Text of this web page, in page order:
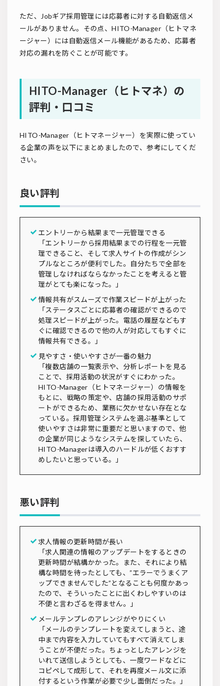
ただ、Jobギア採用管理には応募者に対する自動返信メ
ールがありません。その点、HITO-Manager（ヒトマネ
ージャー）には自動返信メール機能があるため、応募者
対応の漏れを防ぐことが可能です。
HITO-Manager（ヒトマネ）の
評判・口コミ
HITO-Manager（ヒトマネージャー）を実際に使ってい
る企業の声を以下にまとめましたので、参考にしてくだ
さい。
良い評判
エントリーから結果まで一元管理できる
「エントリーから採用結果までの行程を一元管
理できること、そして求人サイトの作成がシン
プルなところが便利でした。自分たちで全部を
管理しなければならなかったことを考えると管
理がとても楽になった。」
情報共有がスムーズで作業スピードが上がった
「ステータスごとに応募者の確認ができるので
処理スピードが上がった。電話の履歴などもす
ぐに確認できるので他の人が対応してもすぐに
情報共有できる。」
見やすさ・使いやすさが一番の魅力
「複数店舗の一覧表示や、分析レポートを見る
ことで、採用活動の状況がすぐにわかった。
HITO-Manager（ヒトマネージャー）の情報を
もとに、戦略の策定や、店舗の採用活動のサポ
ートができるため、業務に欠かせない存在とな
っている。採用管理システムを選ぶ基準として
使いやすさは非常に重要だと思いますので、他
の企業が同じようなシステムを探していたら、
HITO-Managerは導入のハードルが低くおすす
めしたいと思っている。」
悪い評判
求人情報の更新時間が長い
「求人関連の情報のアップデートをするときの
更新時間が結構かかった。また、それにより結
構な時間を待ったとしても、”エラーでうまくア
ップできませんでした”となることも何度かあっ
たので、そういったことに出くわしやすいのは
不便と言わざるを得ません。」
メールテンプレのアレンジがやりにくい
「メールのテンプレートを変えてしまうと、途
中まで内容を入力していてもすべて消えてしま
うことが不便だった。ちょっとしたアレンジを
いれて送信しようとしても、一度ワードなどに
コピペして成形して、それを再度メール文に添
付するという作業が必要で少し面倒だった。」